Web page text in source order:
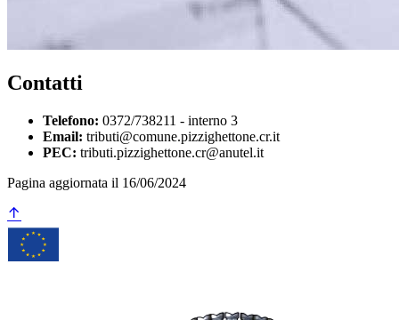
Contatti
Telefono: 0372/738211 - interno 3
Email: tributi@comune.pizzighettone.cr.it
PEC: tributi.pizzighettone.cr@anutel.it
Pagina aggiornata il 16/06/2024